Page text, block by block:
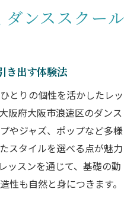
が身につく秘密
く表現力のポイント
てるダンススクールの
造力を刺激する理由
表現力を楽しく習得
始める新しいダンス生活
ある日常の魅力を紹介
ンス生活の第一歩
ダンススクール
き出す体験法
とりの個性を活かしたレッ
阪府大阪市浪速区のダンス
やジャズ、ポップなど多様
スタイルを選べる点が魅力
ッスンを通じて、基礎の動
性も自然と身につきます。